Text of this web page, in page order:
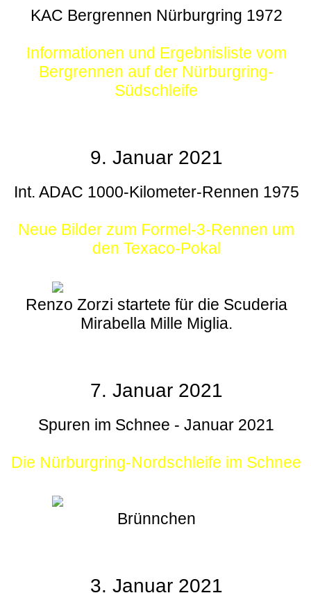
KAC Bergrennen Nürburgring 1972
Informationen und Ergebnisliste vom
Bergrennen auf der Nürburgring-
Südschleife
9. Januar 2021
Int. ADAC 1000-Kilometer-Rennen 1975
Neue Bilder zum Formel-3-Rennen um
den Texaco-Pokal
Renzo Zorzi startete für die Scuderia
Mirabella Mille Miglia.
7. Januar 2021
Spuren im Schnee - Januar 2021
Die Nürburgring-Nordschleife im Schnee
Brünnchen
3. Januar 2021